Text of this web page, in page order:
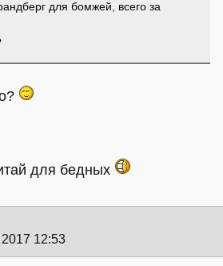
для бомжей, всего за
для бедных
12:53